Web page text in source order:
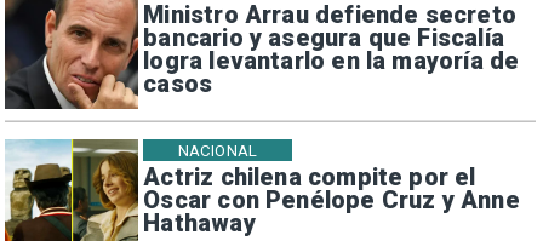
Ministro Arrau defiende secreto
bancario y asegura que Fiscalía
logra levantarlo en la mayoría de
casos
Actriz chilena compite por el
Oscar con Penélope Cruz y Anne
Hathaway
NACIONAL